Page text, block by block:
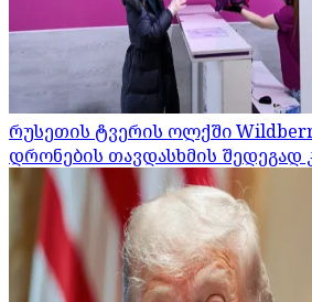
რუსეთის ტვერის ოლქში
დრონების თავდასხმის შედეგად